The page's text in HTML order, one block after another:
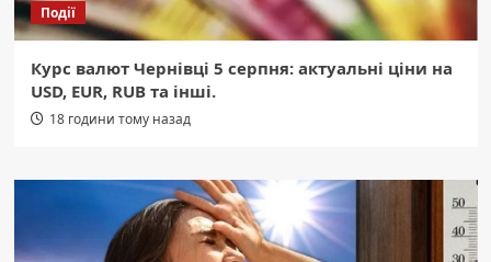
Події
Курс валют Чернівці 5 серпня: актуальні ціни на
USD, EUR, RUB та інші.
18 години тому назад